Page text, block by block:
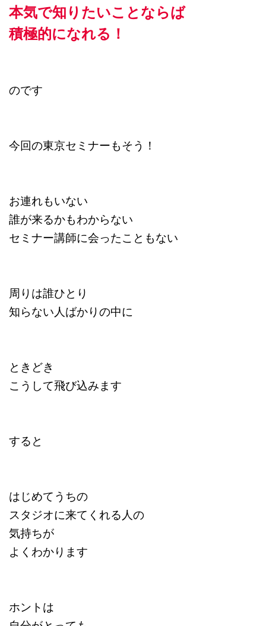
本気で知りたいことならば
積極的になれる！
のです
今回の東京セミナーもそう！
お連れもいない
誰が来るかもわからない
セミナー講師に会ったこともない
周りは誰ひとり
知らない人ばかりの中に
ときどき
こうして飛び込みます
すると
はじめてうちの
スタジオに来てくれる人の
気持ちが
よくわかります
ホントは